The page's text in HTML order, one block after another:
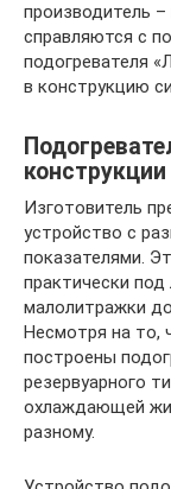
производитель –
справляются с
подогревателя
в конструкцию
конструкции
Изготовитель
устройство с
показателями.
практически
малолитражки
Несмотря на то,
построены
резервуарного
охлаждающей
разному.